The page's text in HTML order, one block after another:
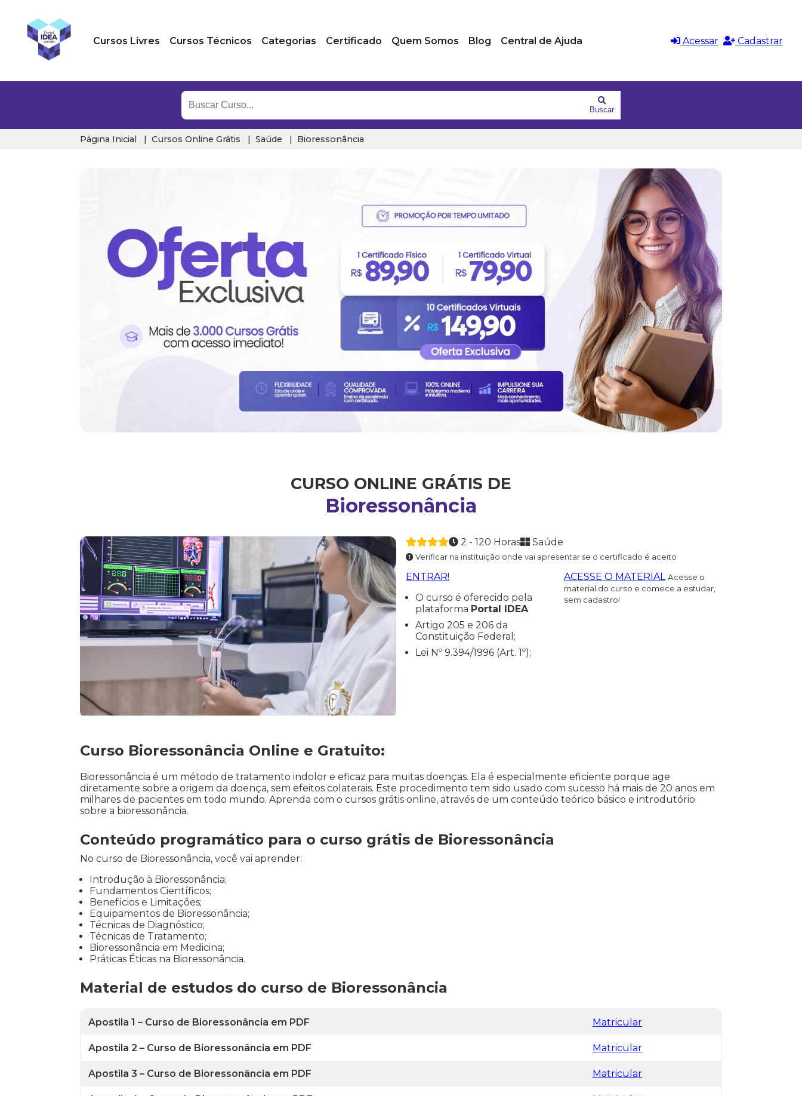
Cursos Livres Cursos Técnicos Categorias Certificado Quem Somos Blog Central de Ajuda Acessar Cadastrar
Buscar
Página Inicial Cursos Online Grátis Saúde Bioressonância
CURSO ONLINE GRÁTIS DE
Bioressonância
2 - 120 Horas Saúde
Verificar na instituição onde vai apresentar se o certificado é aceito
ENTRAR!
O curso é oferecido pela
plataforma Portal IDEA
Artigo 205 e 206 da
Constituição Federal;
Lei Nº 9.394/1996 (Art. 1º);
ACESSE O MATERIAL Acesse o
material do curso e comece a estudar,
sem cadastro!
Curso Bioressonância Online e Gratuito:
Bioressonância é um método de tratamento indolor e eficaz para muitas doenças. Ela é especialmente eficiente porque age
diretamente sobre a origem da doença, sem efeitos colaterais. Este procedimento tem sido usado com sucesso há mais de 20 anos em
milhares de pacientes em todo mundo. Aprenda com o cursos grátis online, através de um conteúdo teórico básico e introdutório
sobre a bioressonância.
Conteúdo programático para o curso grátis de Bioressonância
No curso de Bioressonância, você vai aprender:
Introdução à Bioressonância;
Fundamentos Científicos;
Benefícios e Limitações;
Equipamentos de Bioressonância;
Técnicas de Diagnóstico;
Técnicas de Tratamento;
Bioressonância em Medicina;
Práticas Éticas na Bioressonância.
Material de estudos do curso de Bioressonância
Apostila 1 – Curso de Bioressonância em PDF Matricular
Apostila 2 – Curso de Bioressonância em PDF Matricular
Apostila 3 – Curso de Bioressonância em PDF Matricular